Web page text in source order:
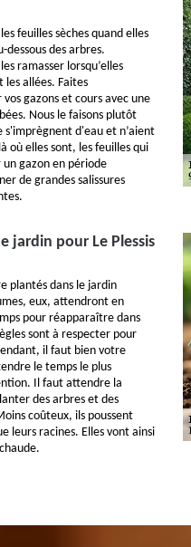
feuilles sèches quand elles
des arbres.
ramasser lorsqu’elles
les allées. Faites
gazons et cours avec une
Nous le faisons plutôt
s'imprègnent d'eau et n’aient
où elles sont, les feuilles qui
gazon en période
de grandes salissures
jardin pour Le Plessis
plantés dans le jardin
eux, attendront en
pour réapparaître dans
sont à respecter pour
il faut bien votre
le temps le plus
Il faut attendre la
des arbres et des
coûteux, ils poussent
leurs racines. Elles vont ainsi